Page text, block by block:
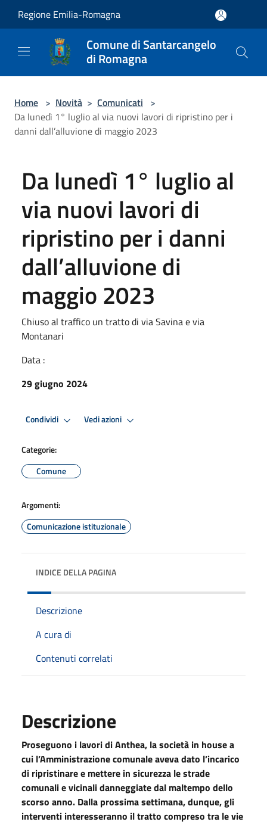
Regione Emilia-Romagna
Comune di Santarcangelo
di Romagna
Home > Novità > Comunicati >
Da lunedì 1° luglio al via nuovi lavori di ripristino per i
danni dall’alluvione di maggio 2023
Da lunedì 1° luglio al
via nuovi lavori di
ripristino per i danni
dall’alluvione di
maggio 2023
Chiuso al traffico un tratto di via Savina e via
Montanari
Data :
29 giugno 2024
Condividi Vedi azioni
Categorie:
Comune
Argomenti:
Comunicazione istituzionale
INDICE DELLA PAGINA
Descrizione
A cura di
Contenuti correlati
Descrizione
Proseguono i lavori di Anthea, la società in house a
cui l’Amministrazione comunale aveva dato l’incarico
di ripristinare e mettere in sicurezza le strade
comunali e vicinali danneggiate dal maltempo dello
scorso anno. Dalla prossima settimana, dunque, gli
interventi interesseranno il tratto compreso tra le vie